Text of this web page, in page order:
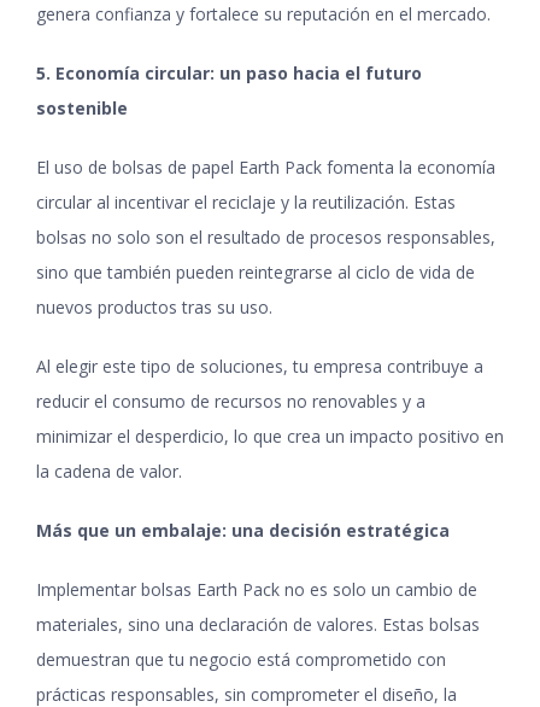
genera confianza y fortalece su reputación en el mercado.
5. Economía circular: un paso hacia el futuro
sostenible
El uso de bolsas de papel Earth Pack fomenta la economía
circular al incentivar el reciclaje y la reutilización. Estas
bolsas no solo son el resultado de procesos responsables,
sino que también pueden reintegrarse al ciclo de vida de
nuevos productos tras su uso.
Al elegir este tipo de soluciones, tu empresa contribuye a
reducir el consumo de recursos no renovables y a
minimizar el desperdicio, lo que crea un impacto positivo en
la cadena de valor.
Más que un embalaje: una decisión estratégica
Implementar bolsas Earth Pack no es solo un cambio de
materiales, sino una declaración de valores. Estas bolsas
demuestran que tu negocio está comprometido con
prácticas responsables, sin comprometer el diseño, la